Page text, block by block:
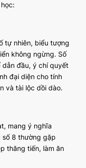
tự nhiên, biểu tượng
không ngừng. Số
đầu, ý chí quyết
đại diện cho tính
và tài lộc dồi dào.
mang ý nghĩa
số 8 thường gặp
thăng tiến, làm ăn